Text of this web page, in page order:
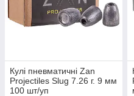
Кулі пневматичні Zan
Projectiles Slug 7.26 г. 9 мм
100 шт/уп